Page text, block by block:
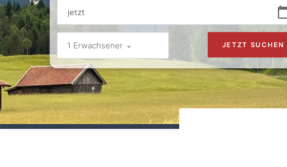
1 Erwachsener JETZT SUCHEN